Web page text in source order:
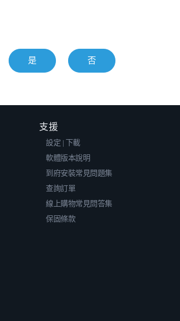
是 否
支援
設定 | 下載
軟體版本說明
到府安裝常見問題集
查詢訂單
線上購物常見問答集
保固條款